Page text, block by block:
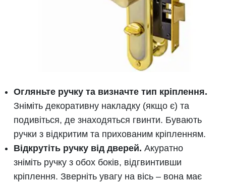
Огляньте ручку та визначте тип кріплення.
Зніміть декоративну накладку (якщо є) та
подивіться, де знаходяться гвинти. Бувають
ручки з відкритим та прихованим кріпленням.
Відкрутіть ручку від дверей. Акуратно
зніміть ручку з обох боків, відгвинтивши
кріплення. Зверніть увагу на вісь – вона має